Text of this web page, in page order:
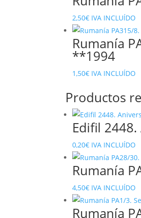
2,50€ IVA INCLUÍDO
Rumanía
**1994
1,50€ IVA INCLUÍDO
Productos
Edifil
0,20€ IVA INCLUÍDO
Rumanía
4,50€ IVA INCLUÍDO
Rumanía